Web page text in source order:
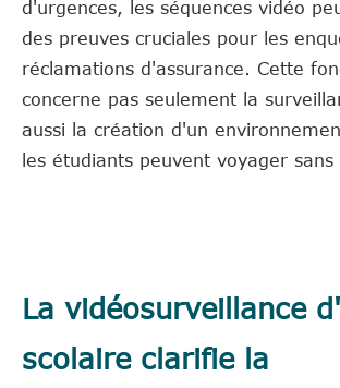
d'urgences, les séquences vidéo
des preuves cruciales pour les
réclamations d'assurance. Cette
concerne pas seulement la
aussi la création d'un
les étudiants peuvent voyager sans
La vidéosurveillance
scolaire clarifie la